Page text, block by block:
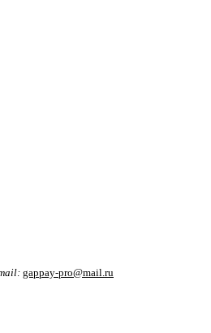
gappay-pro@mail.ru